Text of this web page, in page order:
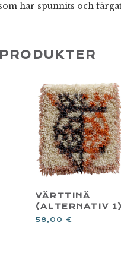
har spunnits och
VÄRTTINÄ
(ALTERNATIV 1)
58,00 €